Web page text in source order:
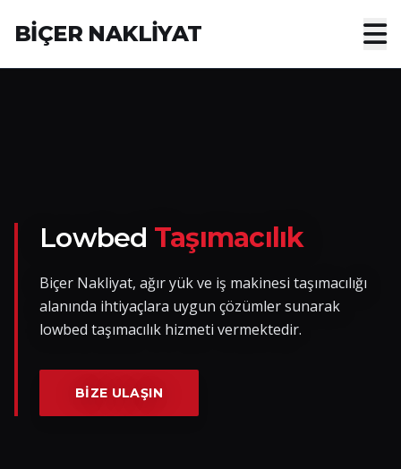
BİÇER NAKLİYAT
Nakliye Yük İlanları
İletişim
Lowbed Taşımacılık
Biçer Nakliyat, ağır yük ve iş makinesi taşımacılığı
alanında ihtiyaçlara uygun çözümler sunarak
lowbed taşımacılık hizmeti vermektedir.
BIZE ULAŞIN